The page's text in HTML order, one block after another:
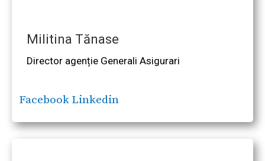
Militina Tănase
Director agenție Generali Asigurari
Facebook Linkedin